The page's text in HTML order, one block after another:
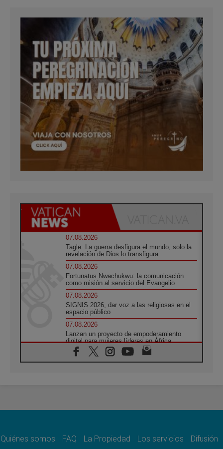
07.08.2026
Tagle: La guerra desfigura el mundo, solo la
revelación de Dios lo transfigura
07.08.2026
Fortunatus Nwachukwu: la comunicación
como misión al servicio del Evangelio
07.08.2026
SIGNIS 2026, dar voz a las religiosas en el
espacio público
07.08.2026
Lanzan un proyecto de empoderamiento
digital para mujeres líderes en África
07.08.2026
Programa oficial del Viaje Apostólico del
06.08.2026
06.08.2026
Quiénes somos FAQ La Propiedad Los servicios Difusión